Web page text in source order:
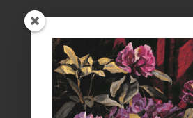
ØSTFYNS MUSEER
Vikingemuseet Ladby
Nyborg Slot